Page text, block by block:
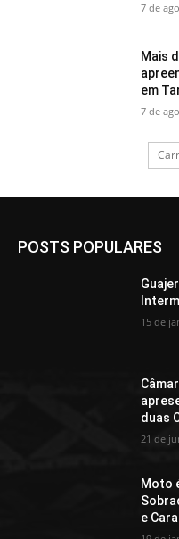
7 de
Mais
em
7 de
POSTS POPULARES
15 de
duas
21 de
Moto
e